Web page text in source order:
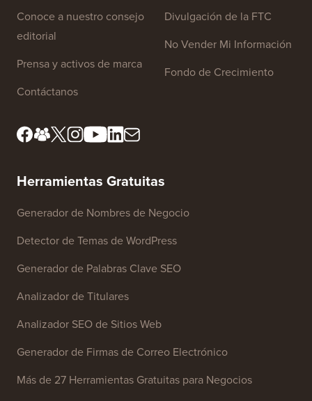
Conoce a nuestro consejo
editorial
Prensa y activos de marca
Contáctanos
Divulgación de la FTC
No Vender Mi Información
Fondo de Crecimiento
Herramientas Gratuitas
Generador de Nombres de Negocio
Detector de Temas de WordPress
Generador de Palabras Clave SEO
Analizador de Titulares
Analizador SEO de Sitios Web
Generador de Firmas de Correo Electrónico
Más de 27 Herramientas Gratuitas para Negocios